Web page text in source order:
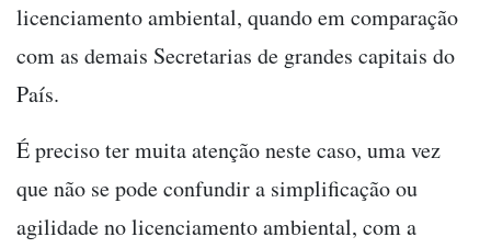
licenciamento ambiental, quando em comparação
com as demais Secretarias de grandes capitais do
País.
É preciso ter muita atenção neste caso, uma vez
que não se pode confundir a simplificação ou
agilidade no licenciamento ambiental, com a